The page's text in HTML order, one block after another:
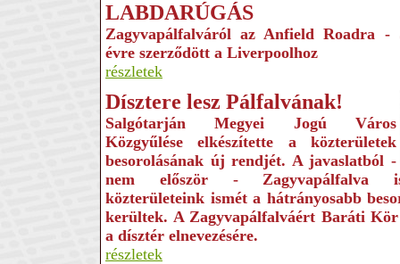
LABDARÚGÁS
Zagyvapálfalváról az Anfield Roadra -
évre szerződött a Liverpoolhoz
részletek
Dísztere lesz Pálfalvának!
Salgótarján Megyei Jogú Város
Közgyűlése elkészítette a közterületek
besorolásának új rend­jét. A javaslatból -
nem először - Zagyvapálfalva
közterületeink ismét a hátrányosabb
kerültek. A Zagyvapálfalváért Baráti
a dísztér elnevezésére.
részletek